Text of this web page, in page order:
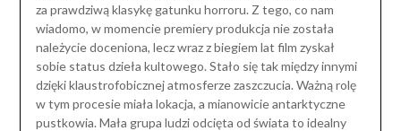
za prawdziwą klasykę gatunku horroru. Z tego, co nam
wiadomo, w momencie premiery produkcja nie została
należycie doceniona, lecz wraz z biegiem lat film zyskał
sobie status dzieła kultowego. Stało się tak między innymi
dzięki klaustrofobicznej atmosferze zaszczucia. Ważną rolę
w tym procesie miała lokacja, a mianowicie antarktyczne
pustkowia. Mała grupa ludzi odcięta od świata to idealny